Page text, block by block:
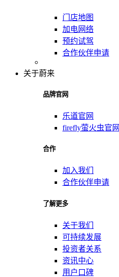
门店地图
加电网络
预约试驾
合作伙伴申请
关于蔚来
品牌官网
乐道官网
firefly萤火虫官网
合作
加入我们
合作伙伴申请
了解更多
关于我们
可持续发展
投资者关系
资讯中心
用户口碑